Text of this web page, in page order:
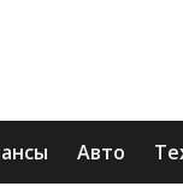
Авто